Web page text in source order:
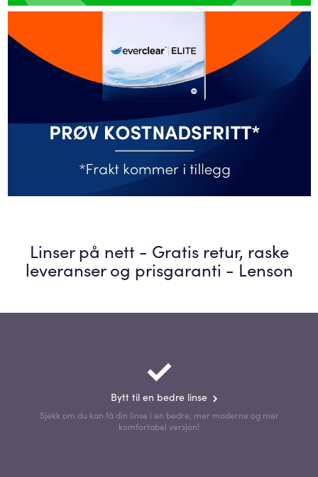
Linser på nett - Gratis retur, raske
leveranser og prisgaranti - Lenson
Bytt til en bedre linse
Sjekk om du kan få din linse i en bedre, mer moderne og mer
komfortabel versjon!